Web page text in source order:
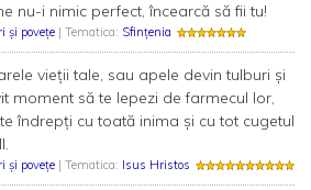
nu-i nimic perfect, încearcă să fii tu!
și povețe | Tematica: Sfințenia
vieții tale, sau apele devin tulburi și
moment să te lepezi de farmecul lor,
îndrepți cu toată inima și cu tot cugetul
și povețe | Tematica: Isus Hristos